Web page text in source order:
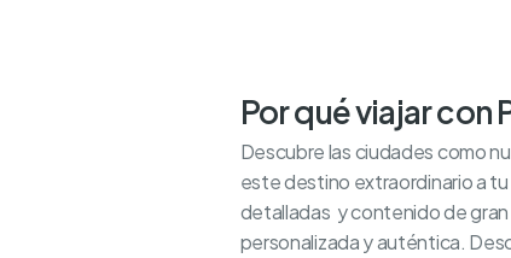
Por qué viajar con
Descubre las ciudades como
este destino extraordinario a tu
detalladas y contenido de
personalizada y auténtica.